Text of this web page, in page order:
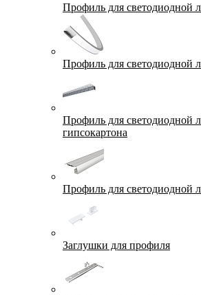
Профиль для светодиодной
Профиль для светодиодной
Профиль для светодиодной
гипсокартона
Профиль для светодиодной
Заглушки для профиля